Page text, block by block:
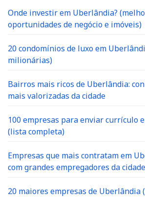
Onde investir em Uberlândia?
oportunidades de negócio e imóveis)
20 condomínios de luxo em
milionárias)
Bairros mais ricos de Uberlândia:
mais valorizadas da cidade
100 empresas para enviar currículo
(lista completa)
Empresas que mais contratam em
com grandes empregadores da
20 maiores empresas de Uberlândia